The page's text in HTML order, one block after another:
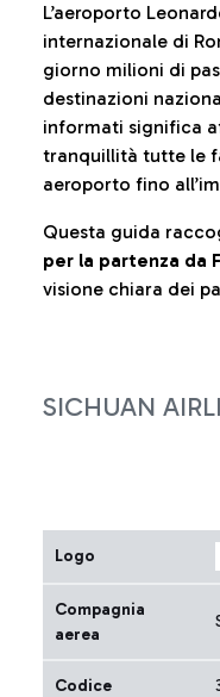
L’aeroporto
internazionale di
giorno milioni di
destinazioni
informati significa
tranquillità tutte le
aeroporto fino
Questa guida
per la partenza da
visione chiara dei
SICHUAN
Logo
Compagnia
aerea
Codice